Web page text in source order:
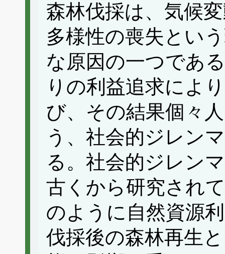
森林伐採は、気候
多様性の喪失とい
な原因の一つであ
りの利益追求によ
び、その結果個々
う、社会的ジレン
る。社会的ジレン
古くから研究され
のように自然資源
伐採後の森林再生